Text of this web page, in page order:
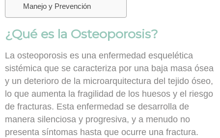
Manejo y Prevención
¿Qué es la Osteoporosis?
La osteoporosis es una enfermedad esquelética
sistémica que se caracteriza por una baja masa ósea
y un deterioro de la microarquitectura del tejido óseo,
lo que aumenta la fragilidad de los huesos y el riesgo
de fracturas. Esta enfermedad se desarrolla de
manera silenciosa y progresiva, y a menudo no
presenta síntomas hasta que ocurre una fractura.